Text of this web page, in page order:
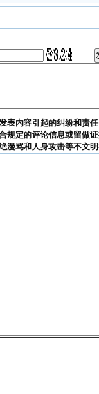
表内容引起的纠纷和责
规定的评论信息或留做
漫骂和人身攻击等不文